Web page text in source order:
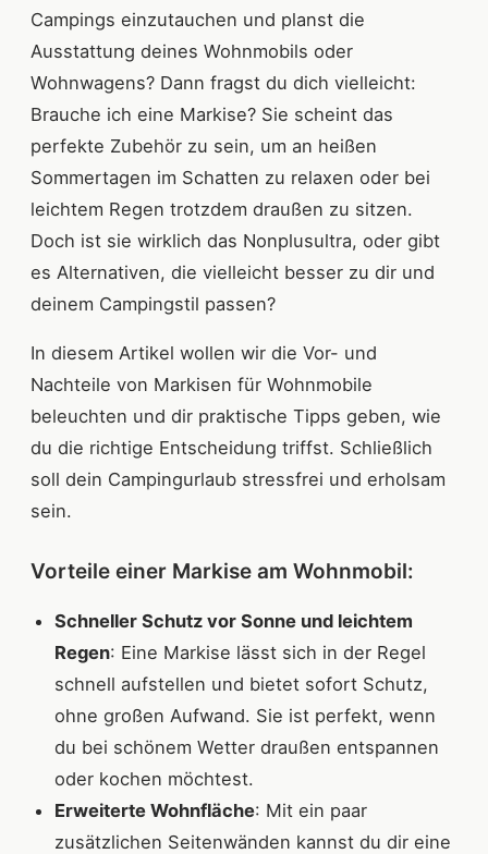
Campings einzutauchen und planst die
Ausstattung deines Wohnmobils oder
Wohnwagens? Dann fragst du dich vielleicht:
Brauche ich eine Markise? Sie scheint das
perfekte Zubehör zu sein, um an heißen
Sommertagen im Schatten zu relaxen oder bei
leichtem Regen trotzdem draußen zu sitzen.
Doch ist sie wirklich das Nonplusultra, oder gibt
es Alternativen, die vielleicht besser zu dir und
deinem Campingstil passen?
In diesem Artikel wollen wir die Vor- und
Nachteile von Markisen für Wohnmobile
beleuchten und dir praktische Tipps geben, wie
du die richtige Entscheidung triffst. Schließlich
soll dein Campingurlaub stressfrei und erholsam
sein.
Vorteile einer Markise am Wohnmobil:
Schneller Schutz vor Sonne und leichtem
Regen: Eine Markise lässt sich in der Regel
schnell aufstellen und bietet sofort Schutz,
ohne großen Aufwand. Sie ist perfekt, wenn
du bei schönem Wetter draußen entspannen
oder kochen möchtest.
Erweiterte Wohnfläche: Mit ein paar
zusätzlichen Seitenwänden kannst du dir eine